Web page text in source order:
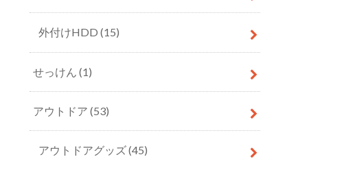
外付けHDD (15)
せっけん (1)
アウトドア (53)
アウトドアグッズ(45)